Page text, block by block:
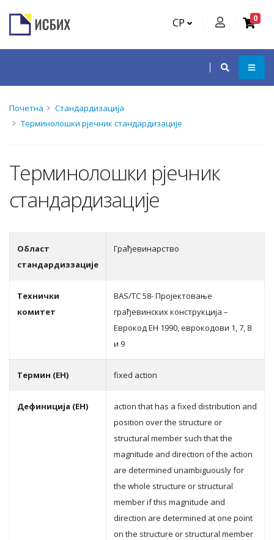
СР 0
Почетна
Стандардизација
Терминолошки рјечник стандардизације
Терминолошки рјечник
стандардизације
Област
стандардиззације
Грађевинарство
Teхнички
комитет
BAS/TC 58- Пројектовање
грађевинских конструкција –
Еврокод ЕН 1990, еврокодови 1, 7, 8
и 9
Термин (ЕН) fixed action
Дефиниција (ЕН)
action that has a fixed distribution and
position over the structure or
structural member such that the
magnitude and direction of the action
are determined unambiguously for
the whole structure or structural
member if this magnitude and
direction are determined at one point
on the structure or structural member